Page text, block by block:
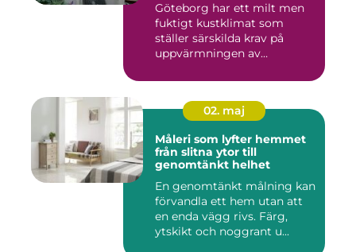
Göteborg har ett milt men
fuktigt kustklimat som
ställer särskilda krav på
uppvärmningen av
02. maj
Måleri som lyfter hemmet
från slitna ytor till
genomtänkt helhet
En genomtänkt målning kan
förvandla ett hem utan att
en enda vägg rivs. Färg,
ytskikt och noggrant u...